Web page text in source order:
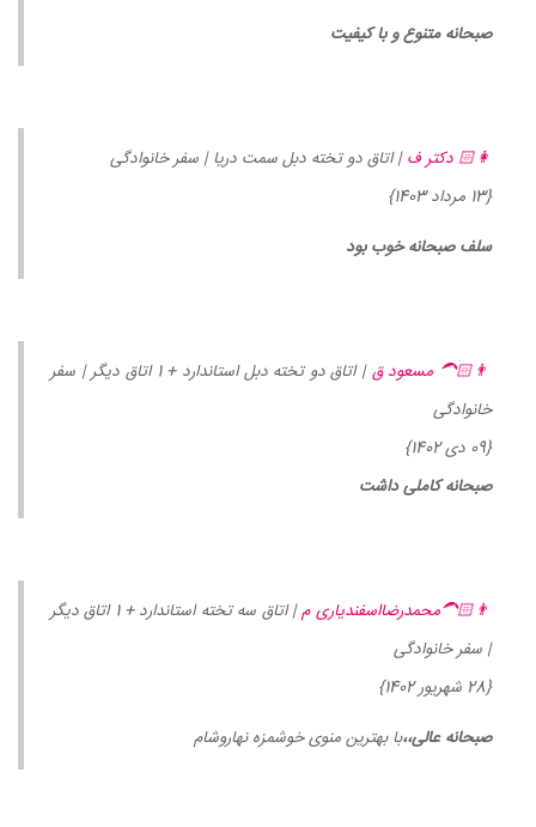
صبحانه متنوع و با کیفیت
👩🏻 دکتر ف| اتاق دو تخته دبل سمت دریا | سفر خانوادگی
{13 مرداد 1403}
سلف صبحانه خوب بود
👨🏻‍🦱 مسعود ق
| اتاق دو تخته دبل استاندارد + 1 اتاق دیگر | سفر
خانوادگی
{09 دی 1402}
صبحانه کاملی داشت
👨🏻‍🦱محمدرضااسفندیاری م
| اتاق سه تخته استاندارد + 1 اتاق دیگر
| سفر خانوادگی
{28 شهریور 1402}
صبحانه عالی،،با بهترین منوی خوشمزه نهاروشام